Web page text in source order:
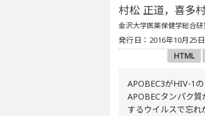
村松 正道，喜多
金沢大学医薬保健学総合
発行日：2016年10月25日
HTML
APOBEC3がHIV-1
APOBECタンパク
するウイルスで忘れ